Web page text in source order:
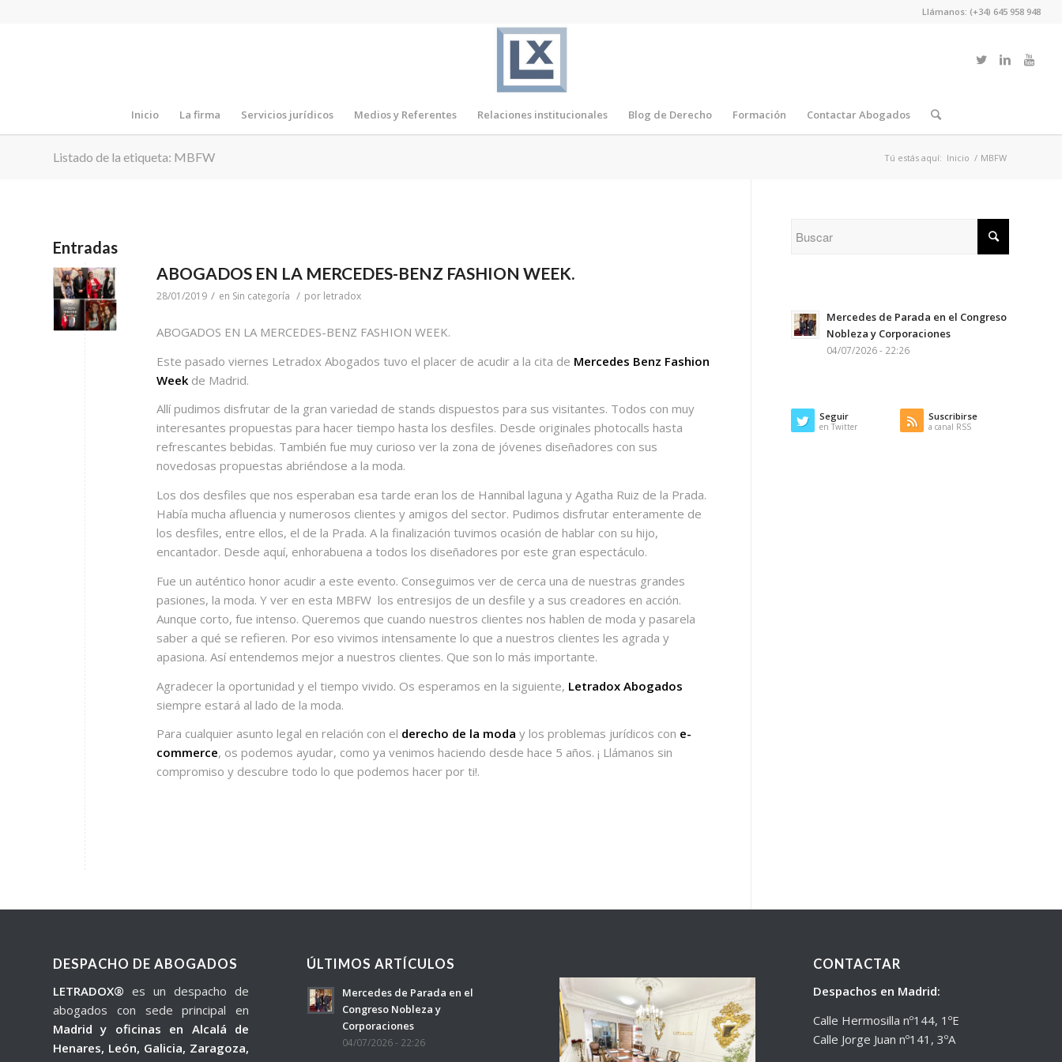
Llámanos: (+34) 645 958 948
Inicio La firma Servicios jurídicos Medios y Referentes Relaciones institucionales Blog de Derecho Formación Contactar Abogados
Listado de la etiqueta: MBFW Tú estás aquí: Inicio / MBFW
Entradas
ABOGADOS EN LA MERCEDES-BENZ FASHION WEEK.
28/01/2019 / en Sin categoría / por letradox
ABOGADOS EN LA MERCEDES-BENZ FASHION WEEK.
Este pasado viernes Letradox Abogados tuvo el placer de acudir a la cita de Mercedes Benz Fashion
Week de Madrid.
Allí pudimos disfrutar de la gran variedad de stands dispuestos para sus visitantes. Todos con muy
interesantes propuestas para hacer tiempo hasta los desfiles. Desde originales photocalls hasta
refrescantes bebidas. También fue muy curioso ver la zona de jóvenes diseñadores con sus
novedosas propuestas abriéndose a la moda.
Los dos desfiles que nos esperaban esa tarde eran los de Hannibal laguna y Agatha Ruiz de la Prada.
Había mucha afluencia y numerosos clientes y amigos del sector. Pudimos disfrutar enteramente de
los desfiles, entre ellos, el de la Prada. A la finalización tuvimos ocasión de hablar con su hijo,
encantador. Desde aquí, enhorabuena a todos los diseñadores por este gran espectáculo.
Fue un auténtico honor acudir a este evento. Conseguimos ver de cerca una de nuestras grandes
pasiones, la moda. Y ver en esta MBFW los entresijos de un desfile y a sus creadores en acción.
Aunque corto, fue intenso. Queremos que cuando nuestros clientes nos hablen de moda y pasarela
saber a qué se refieren. Por eso vivimos intensamente lo que a nuestros clientes les agrada y
apasiona. Así entendemos mejor a nuestros clientes. Que son lo más importante.
Agradecer la oportunidad y el tiempo vivido. Os esperamos en la siguiente, Letradox Abogados
siempre estará al lado de la moda.
Para cualquier asunto legal en relación con el derecho de la moda y los problemas jurídicos con e-
commerce, os podemos ayudar, como ya venimos haciendo desde hace 5 años. ¡ Llámanos sin
compromiso y descubre todo lo que podemos hacer por ti!.
Mercedes de Parada en el Congreso
Nobleza y Corporaciones
04/07/2026 - 22:26
Seguir
en Twitter
Suscribirse
a canal RSS
DESPACHO DE ABOGADOS
LETRADOX® es un despacho de
abogados con sede principal en
Madrid y oficinas en Alcalá de
Henares, León, Galicia, Zaragoza,
ÚLTIMOS ARTÍCULOS
Mercedes de Parada en el
Congreso Nobleza y
Corporaciones
04/07/2026 - 22:26
CONTACTAR
Despachos en Madrid:
Calle Hermosilla nº144, 1ºE
Calle Jorge Juan nº141, 3ºA